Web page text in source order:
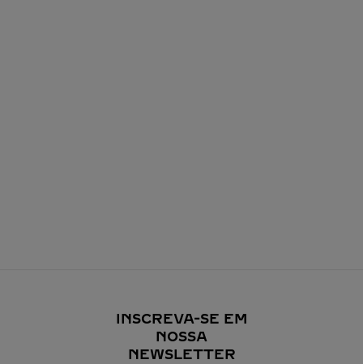
INSCREVA-SE EM
NOSSA
NEWSLETTER